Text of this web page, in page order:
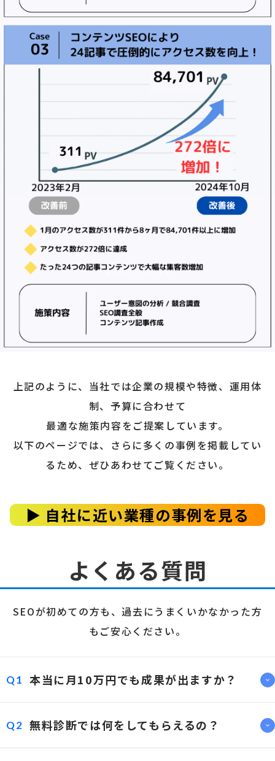
上記のように、当社では企業の規模や特徴、運用体
制、予算に合わせて
最適な施策内容をご提案しています。
以下のページでは、さらに多くの事例を掲載してい
るため、ぜひあわせてご覧ください。
▶ 自社に近い業種の事例を見る
よくある質問
SEOが初めての方も、過去にうまくいかなかった方
もご安心ください。
Q1 本当に月10万円でも成果が出ますか？
Q2 無料診断では何をしてもらえるの？